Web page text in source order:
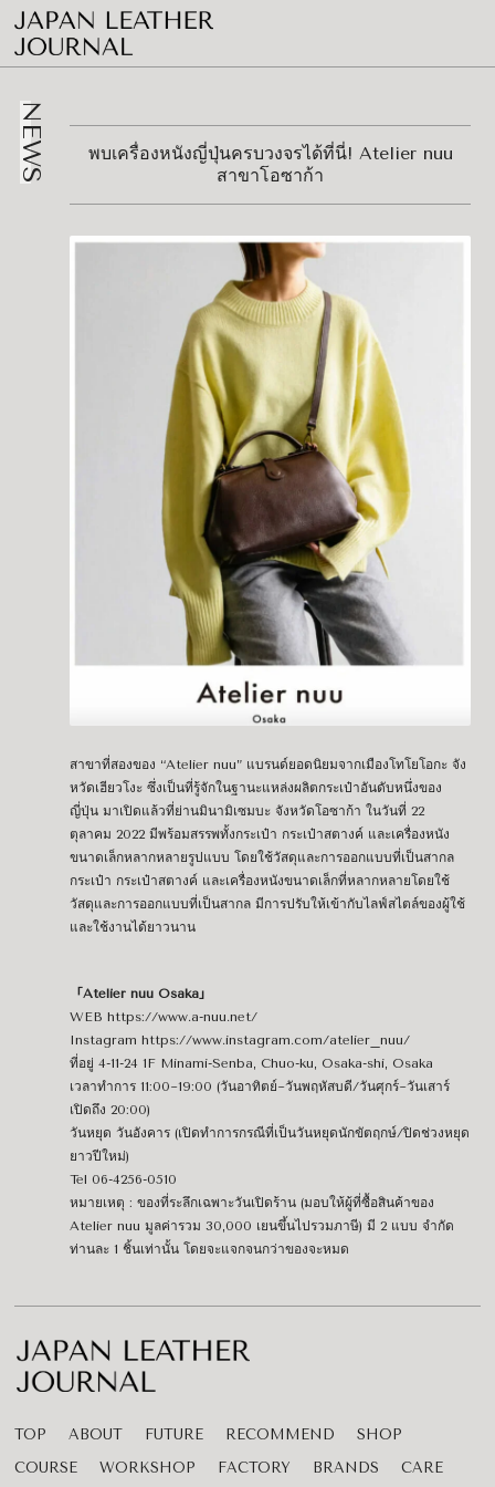
NEWS
พบเครื่องหนังญี่ปุ่นครบวงจรได้ที่นี่! Atelier nuu
สาขาโอซาก้า
สาขาที่สองของ “Atelier nuu” แบรนด์ยอดนิยมจากเมืองโทโยโอกะ จัง
หวัดเฮียวโงะ ซึ่งเป็นที่รู้จักในฐานะแหล่งผลิตกระเป๋าอันดับหนึ่งของ
ญี่ปุ่น มาเปิดแล้วที่ย่านมินามิเซมบะ จังหวัดโอซาก้า ในวันที่ 22
ตุลาคม 2022 มีพร้อมสรรพทั้งกระเป๋า กระเป๋าสตางค์ และเครื่องหนัง
ขนาดเล็กหลากหลายรูปแบบ โดยใช้วัสดุและการออกแบบที่เป็นสากล
กระเป๋า กระเป๋าสตางค์ และเครื่องหนังขนาดเล็กที่หลากหลายโดยใช้
วัสดุและการออกแบบที่เป็นสากล มีการปรับให้เข้ากับไลฟ์สไตล์ของผู้ใช้
และใช้งานได้ยาวนาน
「Atelier nuu Osaka」
WEBhttps://www.a-nuu.net/
Instagramhttps://www.instagram.com/atelier_nuu/
ที่อยู่ 4-11-24 1F Minami-Senba, Chuo-ku, Osaka-shi, Osaka
เวลาทำการ 11:00~19:00 (วันอาทิตย์~วันพฤหัสบดี/วันศุกร์~วันเสาร์
เปิดถึง 20:00)
วันหยุด วันอังคาร (เปิดทำการกรณีที่เป็นวันหยุดนักขัตฤกษ์/ปิดช่วงหยุด
ยาวปีใหม่)
Tel 06-4256-0510
หมายเหตุ : ของที่ระลึกเฉพาะวันเปิดร้าน (มอบให้ผู้ที่ซื้อสินค้าของ
Atelier nuu มูลค่ารวม 30,000 เยนขึ้นไปรวมภาษี) มี 2 แบบ จำกัด
ท่านละ 1 ชิ้นเท่านั้น โดยจะแจกจนกว่าของจะหมด
TOP ABOUT FUTURE RECOMMEND
SHOP
COURSE
WORKSHOP FACTORY BRANDS CARE